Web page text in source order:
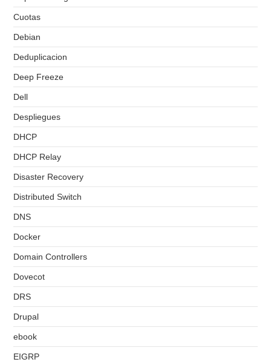
Cuotas
Debian
Deduplicacion
Deep Freeze
Dell
Despliegues
DHCP
DHCP Relay
Disaster Recovery
Distributed Switch
DNS
Docker
Domain Controllers
Dovecot
DRS
Drupal
ebook
EIGRP